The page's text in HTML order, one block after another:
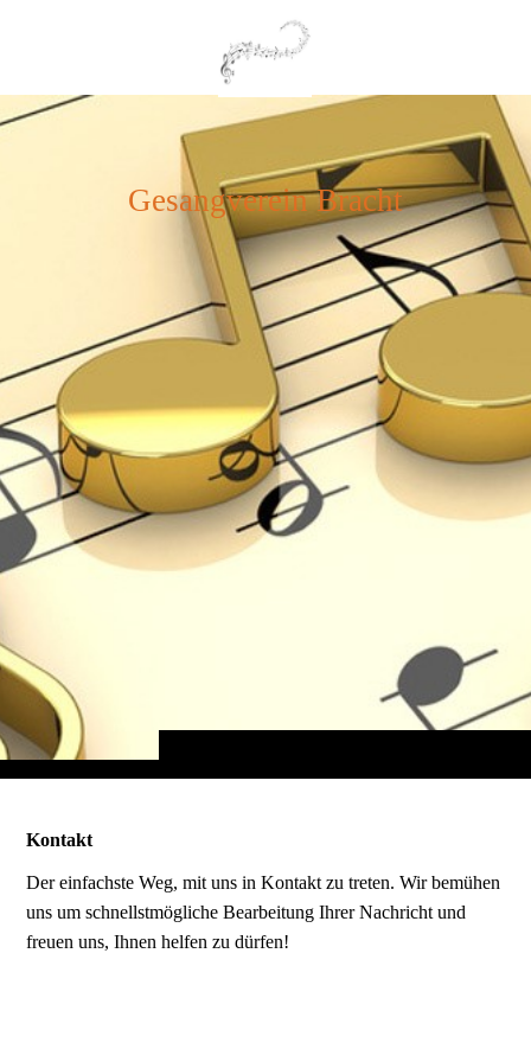
Gesangverein Bracht
Kontakt
Der einfachste Weg, mit uns in Kontakt zu treten. Wir bemühen
uns um schnellstmögliche Bearbeitung Ihrer Nachricht und
freuen uns, Ihnen helfen zu dürfen!